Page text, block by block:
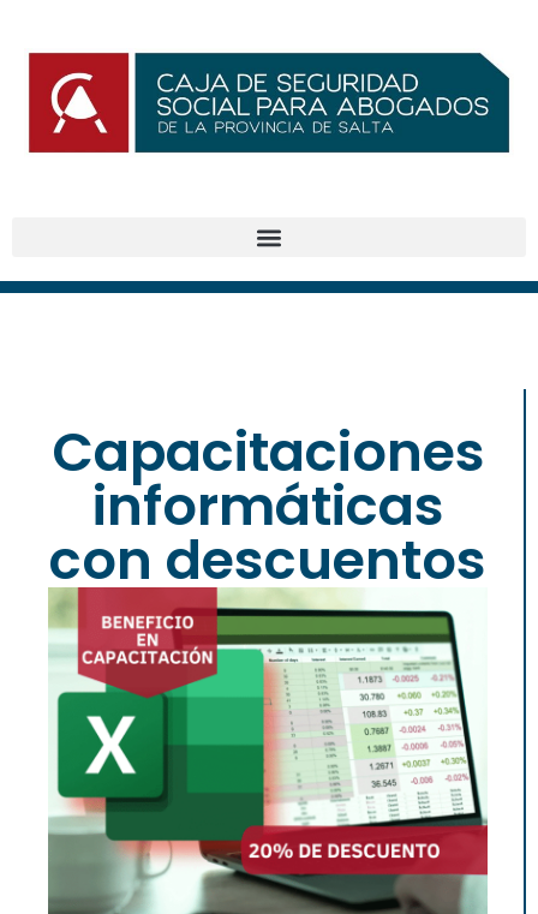
Capacitaciones
informáticas
con descuentos